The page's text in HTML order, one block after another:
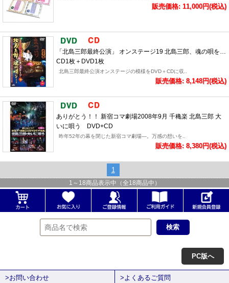
販売価格: 11,000円(税込)
「北島三郎最終公演」 オンステージ19 北島三郎、魂の唄を…
CD1枚＋DVD1枚
北島三郎最終公演オンステージの模様をDVD＋CDに収..
販売価格: 8,148円(税込)
ありがとう！！ 新宿コマ劇場2008年9月 千穐楽 北島三郎 大
いに唄う DVD+CD
昨年52年の幕を閉じた新宿コマ劇場―。万感の想いを..
販売価格: 8,380円(税込)
1
1 ～ 18商品表示中（全18商品中）
PC版へ
>お問い合わせ >よくあるご質問